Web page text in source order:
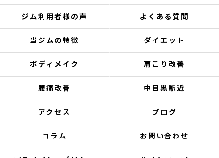
ジム利用者様の声 よくある質問
当ジムの特徴 ダイエット
ボディメイク 肩こり改善
腰痛改善 中目黒駅近
アクセス ブログ
コラム お問い合わせ